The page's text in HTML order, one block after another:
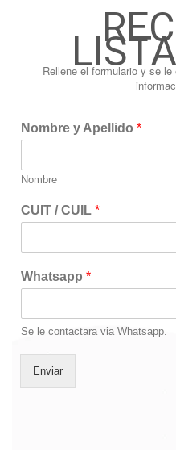
Rellene el formulario y se
Nombre y Apellido *
Nombre
CUIT / CUIL *
Whatsapp *
Se le contactara via Whatsapp.
Enviar